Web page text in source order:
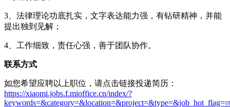
3、法律理论功底扎实，文字表达能力强，有钻研精神，并能
提出独到见解；
4、工作细致，责任心强，善于团队协作。
联系方式
如您希望应聘以上职位，请点击链接投递简历：
https://xiaomi.jobs.f.mioffice.cn/index/?